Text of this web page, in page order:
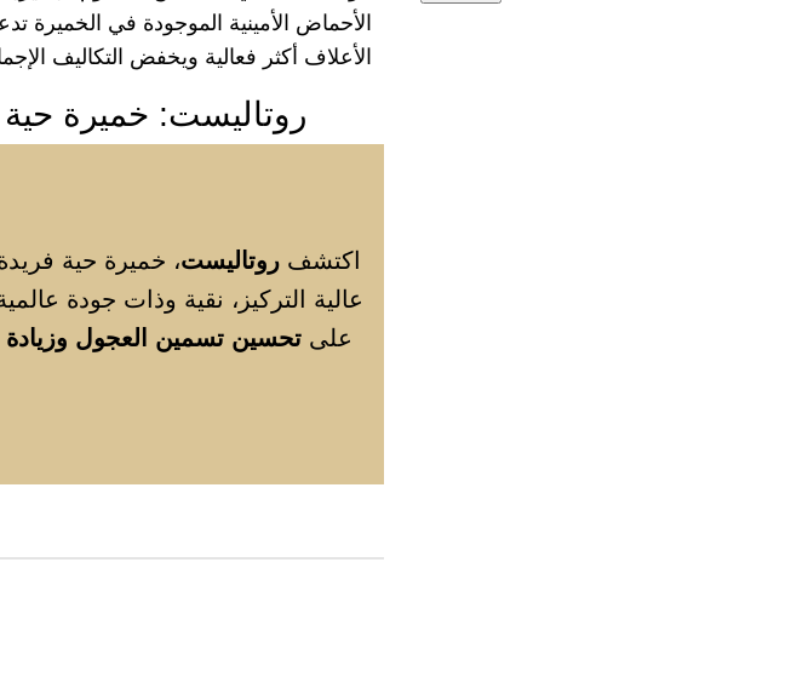
الأحماض الأمينية الموجودة في الخميرة
الأعلاف أكثر فعالية ويخفض التكاليف
روتاليست: خميرة حية
اكتشفروتاليست، خميرة حية
عالية التركيز، نقية وذات جودة
علىتحسين تسمين العجول وزيادة